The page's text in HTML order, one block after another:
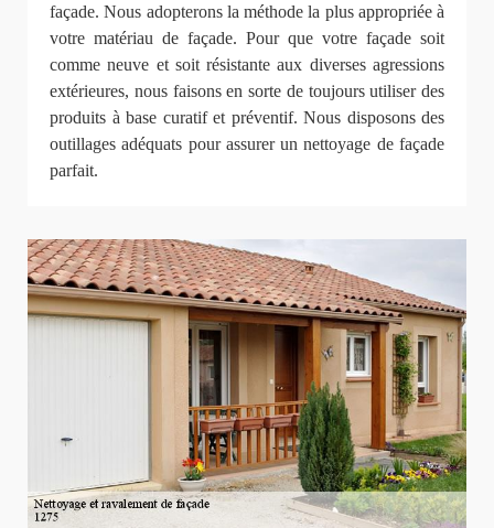
façade. Nous adopterons la méthode la plus appropriée à
votre matériau de façade. Pour que votre façade soit
comme neuve et soit résistante aux diverses agressions
extérieures, nous faisons en sorte de toujours utiliser des
produits à base curatif et préventif. Nous disposons des
outillages adéquats pour assurer un nettoyage de façade
parfait.